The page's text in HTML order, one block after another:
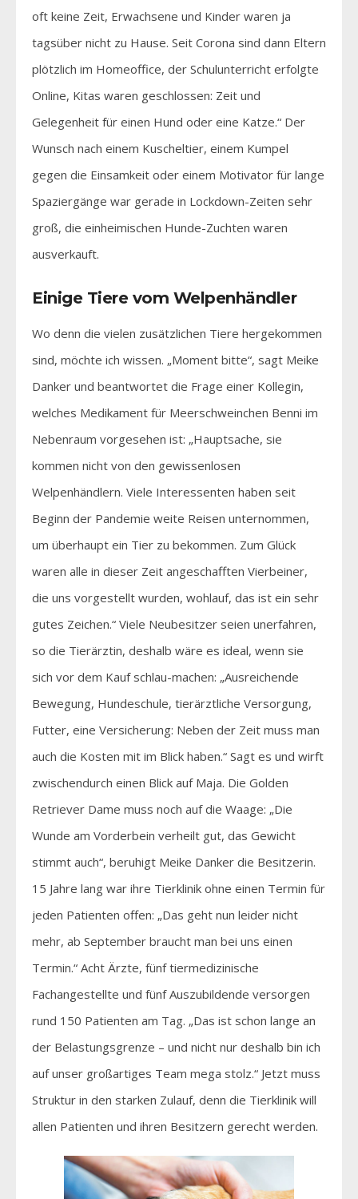
oft keine Zeit, Erwachsene und Kinder waren ja
tagsüber nicht zu Hause. Seit Corona sind dann Eltern
plötzlich im Homeoffice, der Schulunterricht erfolgte
Online, Kitas waren geschlossen: Zeit und
Gelegenheit für einen Hund oder eine Katze.“ Der
Wunsch nach einem Kuscheltier, einem Kumpel
gegen die Einsamkeit oder einem Motivator für lange
Spaziergänge war gerade in Lockdown-Zeiten sehr
groß, die einheimischen Hunde-Zuchten waren
ausverkauft.
Einige Tiere vom Welpenhändler
Wo denn die vielen zusätzlichen Tiere hergekommen
sind, möchte ich wissen. „Moment bitte“, sagt Meike
Danker und beantwortet die Frage einer Kollegin,
welches Medikament für Meerschweinchen Benni im
Nebenraum vorgesehen ist: „Hauptsache, sie
kommen nicht von den gewissenlosen
Welpenhändlern. Viele Interessenten haben seit
Beginn der Pandemie weite Reisen unternommen,
um überhaupt ein Tier zu bekommen. Zum Glück
waren alle in dieser Zeit angeschafften Vierbeiner,
die uns vorgestellt wurden, wohlauf, das ist ein sehr
gutes Zeichen.“ Viele Neubesitzer seien unerfahren,
so die Tierärztin, deshalb wäre es ideal, wenn sie
sich vor dem Kauf schlau-machen: „Ausreichende
Bewegung, Hundeschule, tierärztliche Versorgung,
Futter, eine Versicherung: Neben der Zeit muss man
auch die Kosten mit im Blick haben.“ Sagt es und wirft
zwischendurch einen Blick auf Maja. Die Golden
Retriever Dame muss noch auf die Waage: „Die
Wunde am Vorderbein verheilt gut, das Gewicht
stimmt auch“, beruhigt Meike Danker die Besitzerin.
15 Jahre lang war ihre Tierklinik ohne einen Termin für
jeden Patienten offen: „Das geht nun leider nicht
mehr, ab September braucht man bei uns einen
Termin.“ Acht Ärzte, fünf tiermedizinische
Fachangestellte und fünf Auszubildende versorgen
rund 150 Patienten am Tag. „Das ist schon lange an
der Belastungsgrenze – und nicht nur deshalb bin ich
auf unser großartiges Team mega stolz.“ Jetzt muss
Struktur in den starken Zulauf, denn die Tierklinik will
allen Patienten und ihren Besitzern gerecht werden.